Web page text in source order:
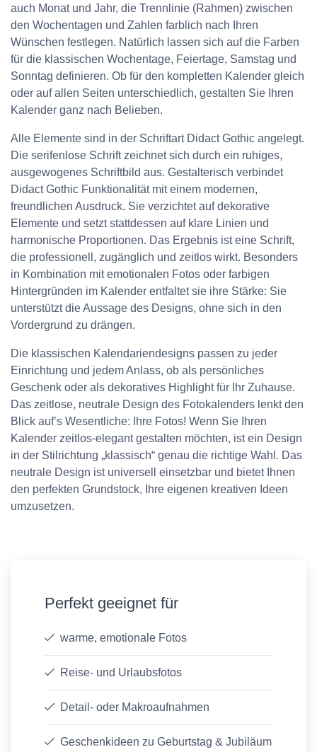
auch Monat und Jahr, die Trennlinie (Rahmen) zwischen
den Wochentagen und Zahlen farblich nach Ihren
Wünschen festlegen. Natürlich lassen sich auf die Farben
für die klassischen Wochentage, Feiertage, Samstag und
Sonntag definieren. Ob für den kompletten Kalender gleich
oder auf allen Seiten unterschiedlich, gestalten Sie Ihren
Kalender ganz nach Belieben.
Alle Elemente sind in der Schriftart Didact Gothic angelegt.
Die serifenlose Schrift zeichnet sich durch ein ruhiges,
ausgewogenes Schriftbild aus. Gestalterisch verbindet
Didact Gothic Funktionalität mit einem modernen,
freundlichen Ausdruck. Sie verzichtet auf dekorative
Elemente und setzt stattdessen auf klare Linien und
harmonische Proportionen. Das Ergebnis ist eine Schrift,
die professionell, zugänglich und zeitlos wirkt. Besonders
in Kombination mit emotionalen Fotos oder farbigen
Hintergründen im Kalender entfaltet sie ihre Stärke: Sie
unterstützt die Aussage des Designs, ohne sich in den
Vordergrund zu drängen.
Die klassischen Kalendariendesigns passen zu jeder
Einrichtung und jedem Anlass, ob als persönliches
Geschenk oder als dekoratives Highlight für Ihr Zuhause.
Das zeitlose, neutrale Design des Fotokalenders lenkt den
Blick auf’s Wesentliche: Ihre Fotos! Wenn Sie Ihren
Kalender zeitlos-elegant gestalten möchten, ist ein Design
in der Stilrichtung „klassisch“ genau die richtige Wahl. Das
neutrale Design ist universell einsetzbar und bietet Ihnen
den perfekten Grundstock, Ihre eigenen kreativen Ideen
umzusetzen.
Perfekt geeignet für
warme, emotionale Fotos
Reise- und Urlaubsfotos
Detail- oder Makroaufnahmen
Geschenkideen zu Geburtstag & Jubiläum